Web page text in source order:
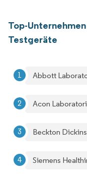
Top-
Testgeräte
Abbott
Acon
Beckton
Siemens